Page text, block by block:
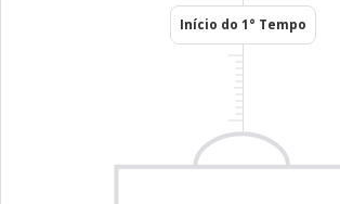
Início do 1° Tempo